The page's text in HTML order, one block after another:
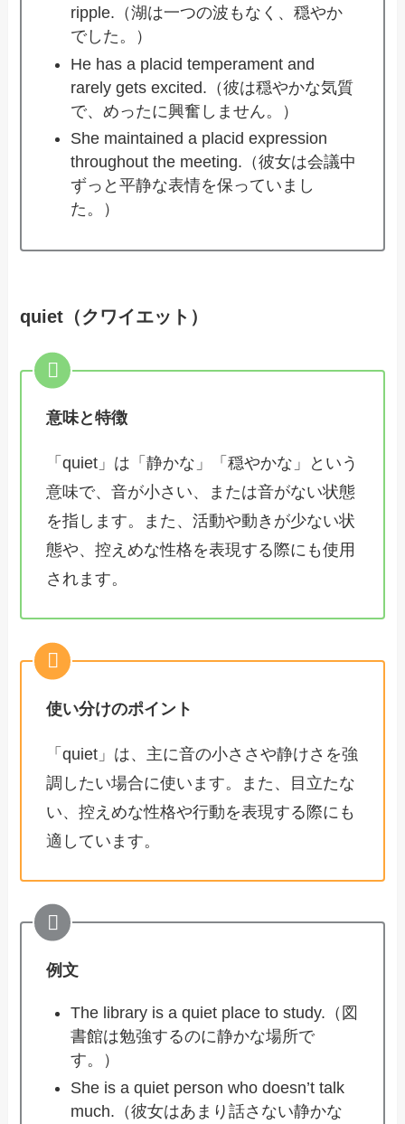
ripple.（湖は一つの波もなく、穏やか
でした。）
He has a placid temperament and
rarely gets excited.（彼は穏やかな気質
で、めったに興奮しません。）
She maintained a placid expression
throughout the meeting.（彼女は会議中
ずっと平静な表情を保っていまし
た。）
quiet（クワイエット）
意味と特徴
「quiet」は「静かな」「穏やかな」という
意味で、音が小さい、または音がない状態
を指します。また、活動や動きが少ない状
態や、控えめな性格を表現する際にも使用
されます。
使い分けのポイント
「quiet」は、主に音の小ささや静けさを強
調したい場合に使います。また、目立たな
い、控えめな性格や行動を表現する際にも
適しています。
例文
The library is a quiet place to study.（図
書館は勉強するのに静かな場所で
す。）
She is a quiet person who doesn’t talk
much.（彼女はあまり話さない静かな